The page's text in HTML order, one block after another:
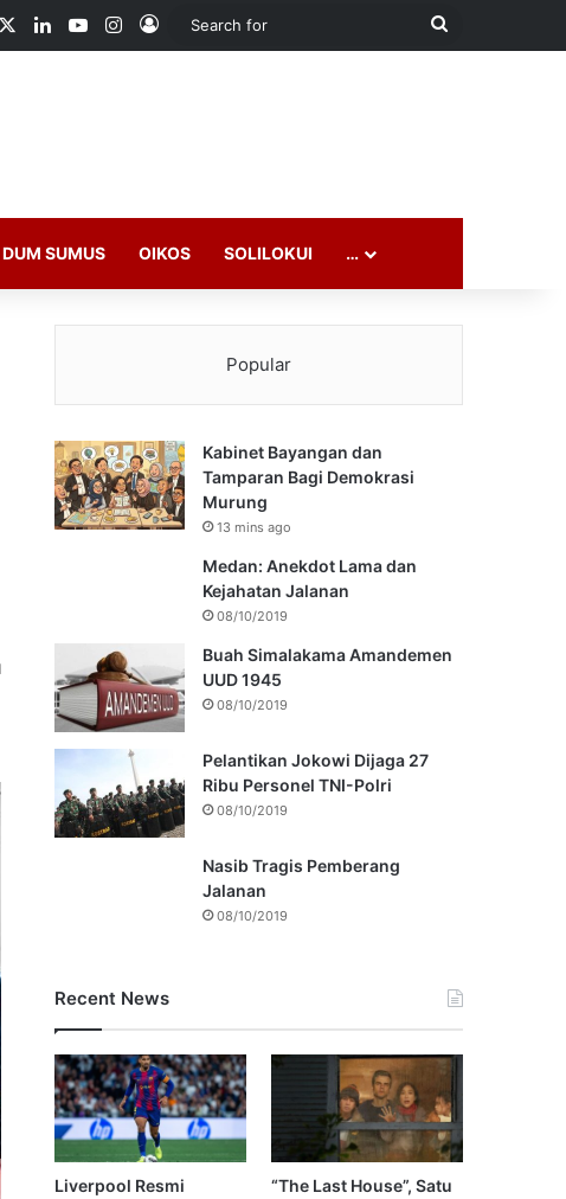
LinkedInYouTubeInstagram
Log In
Search
DUM SUMUS OIKOS SOLILOKUI …
Popular
Kabinet Bayangan dan
Tamparan Bagi Demokrasi
Murung
13 mins ago
Medan: Anekdot Lama dan
Kejahatan Jalanan
08/10/2019
Buah Simalakama Amandemen
UUD 1945
08/10/2019
Pelantikan Jokowi Dijaga 27
Ribu Personel TNI-Polri
08/10/2019
Nasib Tragis Pemberang
Jalanan
08/10/2019
Recent News
Liverpool Resmi
“The Last House”, Satu